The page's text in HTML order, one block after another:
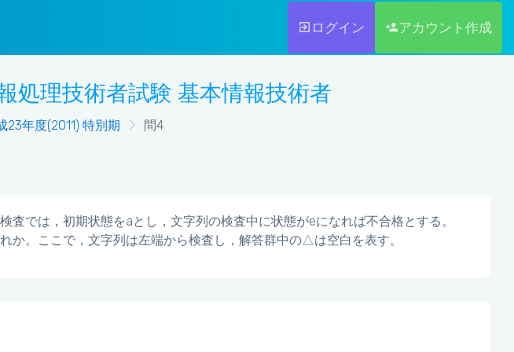
ログイン アカウント作成
処理技術者試験 基本情報技術者
23年度(2011) 特別期 問4
査では，初期状態をaとし，文字列の検査中に状態がeになれば不合格とする。
か。ここで，文字列は左端から検査し，解答群中の△は空白を表す。